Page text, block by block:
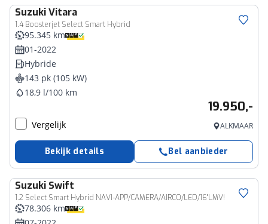
SuzukiVitara
1.4 Boosterjet Select Smart Hybrid
95.345 km
01-2022
Hybride
143 pk (105 kW)
18,9 l/100 km
19.950,-
Vergelijk ALKMAAR
Bekijk details Bel aanbieder
Suzuki Swift
1.2 Select Smart Hybrid NAVI-APP/CAMERA/AIRCO/LED/16"LMV!
78.306 km